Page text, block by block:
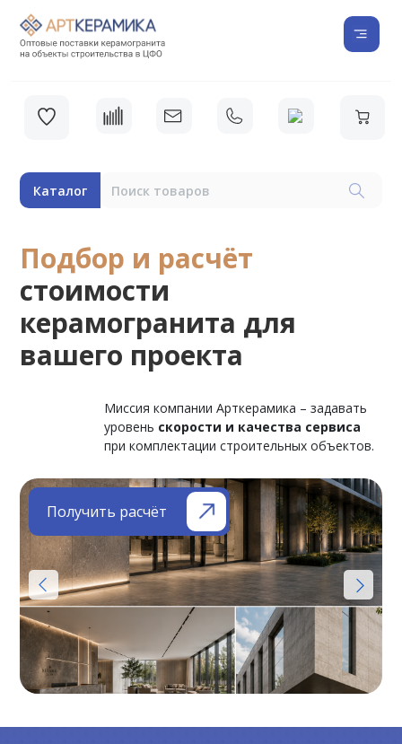
Каталог
Подбор и расчёт
стоимости
керамогранита для
вашего проекта
Миссия компании Арткерамика – задавать
уровень скорости и качества сервиса
при комплектации строительных объектов.
Получить расчёт